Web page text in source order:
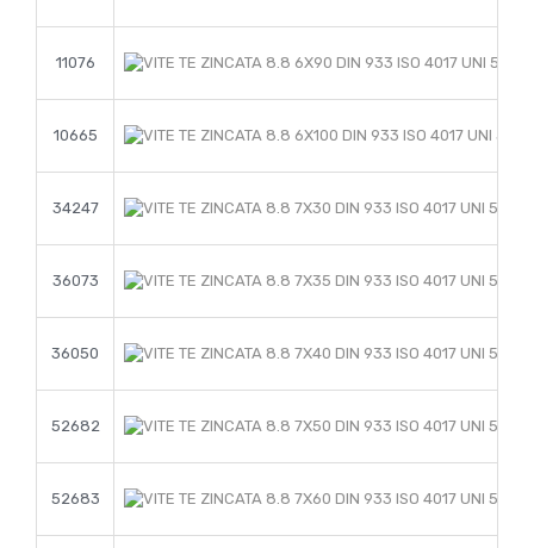
11076
10665
34247
36073
36050
52682
52683